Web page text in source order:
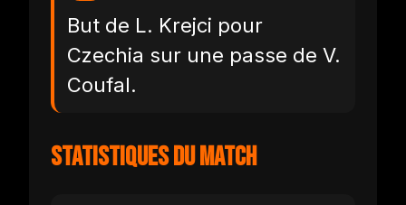
But de L. Krejci pour
Czechia sur une passe de V.
Coufal.
Statistiques du match